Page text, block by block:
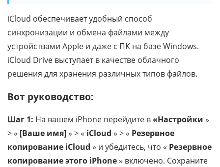
iCloud обеспечивает удобный способ
синхронизации и обмена файлами между
устройствами Apple и даже с ПК на базе Windows.
iCloud Drive выступает в качестве облачного
решения для хранения различных типов файлов.
Вот руководство:
Шаг 1: На вашем iPhone перейдите в«Настройки »
> « [Ваше имя]» > « iCloud » > « Резервное
копирование iCloud » и убедитесь, что « Резервное
копирование этого iPhone» включено. Сохраните